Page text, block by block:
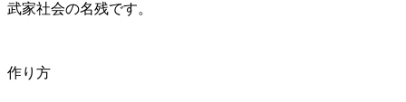
武家社会の名残です。
作り方